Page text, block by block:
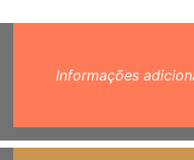
Informações